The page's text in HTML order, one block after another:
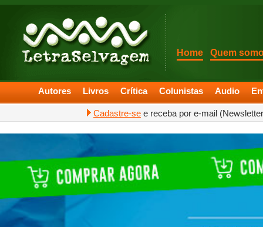
Home Quem
Autores Livros Crítica Colunistas Audio
Cadastre-se e receba por e-mail